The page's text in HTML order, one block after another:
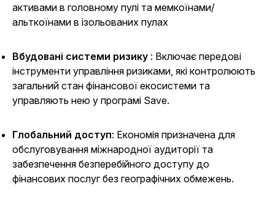
активами в головному пулі та мемкоїнами/
альткоїнами в ізольованих пулах
Вбудовані системи ризику : Включає передові
інструменти управління ризиками, які контролюють
загальний стан фінансової екосистеми та
управляють нею у програмі Save.
Глобальний доступ: Економія призначена для
обслуговування міжнародної аудиторії та
забезпечення безперебійного доступу до
фінансових послуг без географічних обмежень.